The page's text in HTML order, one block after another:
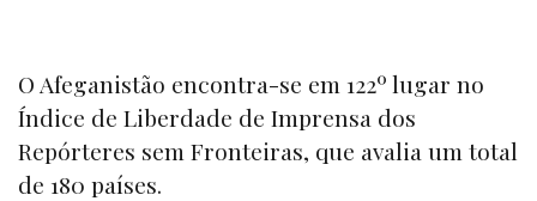
O Afeganistão encontra-se em 122º lugar no
Índice de Liberdade de Imprensa dos
Repórteres sem Fronteiras, que avalia um total
de 180 países.